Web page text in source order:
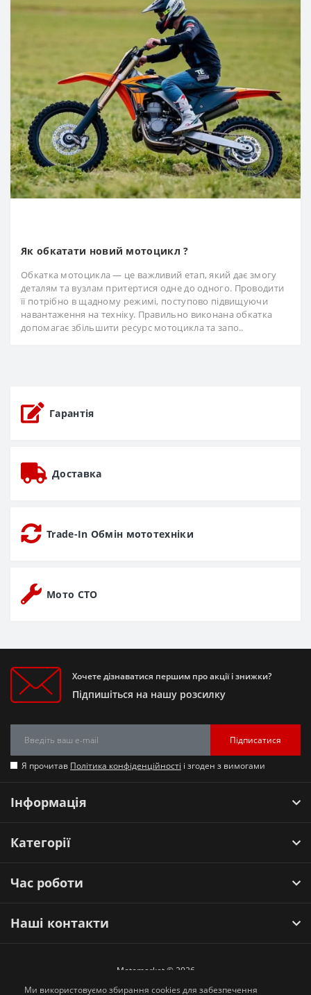
Як обкатати новий мотоцикл ?
Обкатка мотоцикла — це важливий етап, який дає змогу
деталям та вузлам притертися одне до одного. Проводити
її потрібно в щадному режимі, поступово підвищуючи
навантаження на техніку. Правильно виконана обкатка
допомагає збільшити ресурс мотоцикла та запо..
Гарантія
Доставка
Trade-In Обмін мототехніки
Мото СТО
Хочете дізнаватися першим про акції і знижки?
Підпишіться на нашу розсилку
Підписатися
Я прочитав Політика конфіденційності і згоден з вимогами
Інформація
Категорії
Час роботи
Наші контакти
Motomarket © 2026
Ми використовуємо збирання cookies для забезпечення